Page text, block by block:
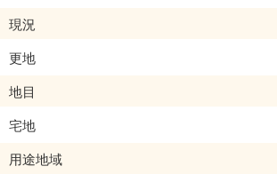
現況
更地
地目
宅地
用途地域